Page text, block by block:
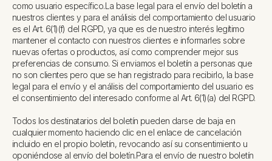
como usuario específico.La base legal para el envío del boletín a
nuestros clientes y para el análisis del comportamiento del usuario
es el Art. 6(1)(f) del RGPD, ya que es de nuestro interés legítimo
mantener el contacto con nuestros clientes e informarles sobre
nuevas ofertas o productos, así como comprender mejor sus
preferencias de consumo. Si enviamos el boletín a personas que
no son clientes pero que se han registrado para recibirlo, la base
legal para el envío y el análisis del comportamiento del usuario es
el consentimiento del interesado conforme al Art. 6(1)(a) del RGPD.
Todos los destinatarios del boletín pueden darse de baja en
cualquier momento haciendo clic en el enlace de cancelación
incluido en el propio boletín, revocando así su consentimiento u
oponiéndose al envío del boletín.Para el envío de nuestro boletín